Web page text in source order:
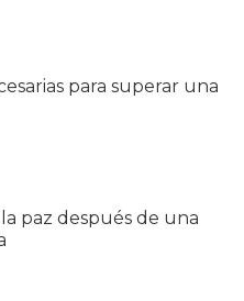
para superar una
paz después de una